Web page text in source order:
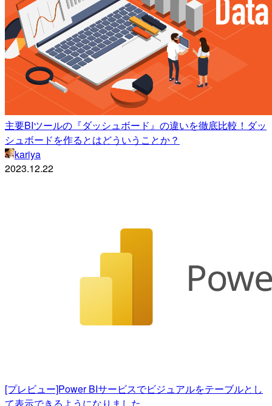
主要BIツールの『ダッシュボード』の違いを徹底比較！ダッ
シュボードを作るとはどういうことか？
kariya
2023.12.22
[プレビュー]Power BIサービスでビジュアルをテーブルとし
て表示できるようになりました